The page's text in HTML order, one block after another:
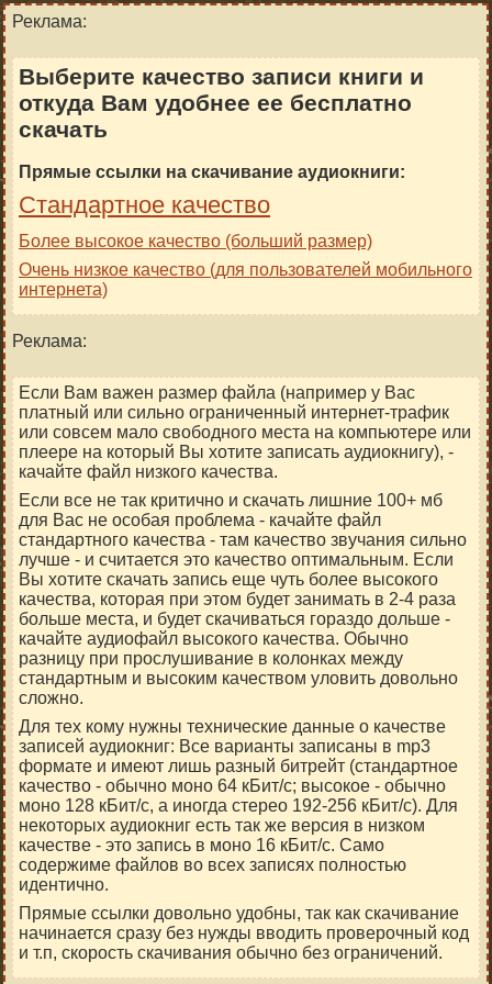
Реклама:
Выберите качество записи книги и
откуда Вам удобнее ее бесплатно
скачать
Прямые ссылки на скачивание аудиокниги:
Стандартное качество
Более высокое качество (больший размер)
Очень низкое качество (для пользователей мобильного
интернета)
Реклама:
Если Вам важен размер файла (например у Вас
платный или сильно ограниченный интернет-трафик
или совсем мало свободного места на компьютере или
плеере на который Вы хотите записать аудиокнигу), -
качайте файл низкого качества.
Если все не так критично и скачать лишние 100+ мб
для Вас не особая проблема - качайте файл
стандартного качества - там качество звучания сильно
лучше - и считается это качество оптимальным. Если
Вы хотите скачать запись еще чуть более высокого
качества, которая при этом будет занимать в 2-4 раза
больше места, и будет скачиваться гораздо дольше -
качайте аудиофайл высокого качества. Обычно
разницу при прослушивание в колонках между
стандартным и высоким качеством уловить довольно
сложно.
Для тех кому нужны технические данные о качестве
записей аудиокниг: Все варианты записаны в mp3
формате и имеют лишь разный битрейт (стандартное
качество - обычно моно 64 кБит/c; высокое - обычно
моно 128 кБит/c, а иногда стерео 192-256 кБит/c). Для
некоторых аудиокниг есть так же версия в низком
качестве - это запись в моно 16 кБит/c. Само
содержиме файлов во всех записях полностью
идентично.
Прямые ссылки довольно удобны, так как скачивание
начинается сразу без нужды вводить проверочный код
и т.п, скорость скачивания обычно без ограничений.